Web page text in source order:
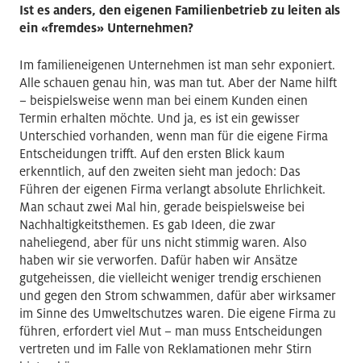
Ist es anders, den eigenen Familienbetrieb zu leiten als
ein «fremdes» Unternehmen?
Im familieneigenen Unternehmen ist man sehr exponiert.
Alle schauen genau hin, was man tut. Aber der Name hilft
– beispielsweise wenn man bei einem Kunden einen
Termin erhalten möchte. Und ja, es ist ein gewisser
Unterschied vorhanden, wenn man für die eigene Firma
Entscheidungen trifft. Auf den ersten Blick kaum
erkenntlich, auf den zweiten sieht man jedoch: Das
Führen der eigenen Firma verlangt absolute Ehrlichkeit.
Man schaut zwei Mal hin, gerade beispielsweise bei
Nachhaltigkeitsthemen. Es gab Ideen, die zwar
naheliegend, aber für uns nicht stimmig waren. Also
haben wir sie verworfen. Dafür haben wir Ansätze
gutgeheissen, die vielleicht weniger trendig erschienen
und gegen den Strom schwammen, dafür aber wirksamer
im Sinne des Umweltschutzes waren. Die eigene Firma zu
führen, erfordert viel Mut – man muss Entscheidungen
vertreten und im Falle von Reklamationen mehr Stirn